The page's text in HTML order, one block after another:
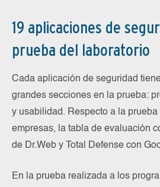
19 aplicaciones de
prueba del laboratorio
Cada aplicación de seguridad
grandes secciones en la prueba:
y usabilidad. Respecto a la
empresas, la tabla de evaluación
de Dr.Web y Total Defense con
En la prueba realizada a los